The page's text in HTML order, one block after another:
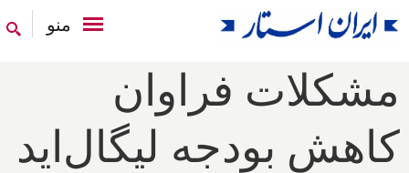
منو
مشکلات فراوان
کاهش بودجه لیگال‌اید